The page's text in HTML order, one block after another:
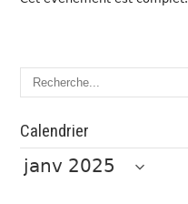
Calendrier